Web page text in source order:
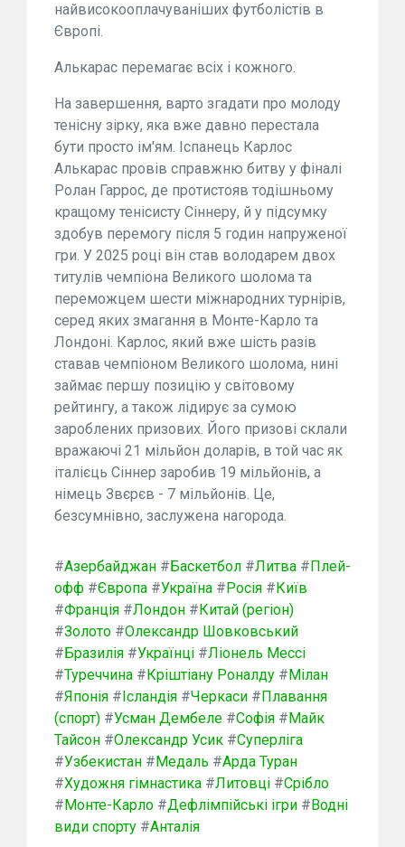
найвисокооплачуваніших футболістів в
Європі.
Алькарас перемагає всіх і кожного.
На завершення, варто згадати про молоду
тенісну зірку, яка вже давно перестала
бути просто ім'ям. Іспанець Карлос
Алькарас провів справжню битву у фіналі
Ролан Гаррос, де протистояв тодішньому
кращому тенісисту Сіннеру, й у підсумку
здобув перемогу після 5 годин напруженої
гри. У 2025 році він став володарем двох
титулів чемпіона Великого шолома та
переможцем шести міжнародних турнірів,
серед яких змагання в Монте-Карло та
Лондоні. Карлос, який вже шість разів
ставав чемпіоном Великого шолома, нині
займає першу позицію у світовому
рейтингу, а також лідирує за сумою
зароблених призових. Його призові склали
вражаючі 21 мільйон доларів, в той час як
італієць Сіннер заробив 19 мільйонів, а
німець Звєрєв - 7 мільйонів. Це,
безсумнівно, заслужена нагорода.
#Азербайджан #Баскетбол #Литва #Плей-
офф #Європа #Україна #Росія #Київ
#Франція #Лондон #Китай (регіон)
#Золото #Олександр Шовковський
#Бразилія #Українці #Ліонель Мессі
#Туреччина #Кріштіану Роналду #Мілан
#Японія #Ісландія #Черкаси #Плавання
(спорт) #Усман Дембеле #Софія #Майк
Тайсон #Олександр Усик #Суперліга
#Узбекистан #Медаль #Арда Туран
#Художня гімнастика #Литовці #Срібло
#Монте-Карло #Дефлімпійські ігри #Водні
види спорту #Анталія